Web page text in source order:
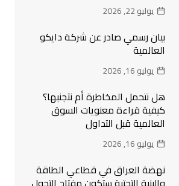
يوليو 22, 2026
بيان رسمي صادر عن شركة دايكو
العالمية
يوليو 16, 2026
هل نتحمل المخاطرة أم نتجنبها؟
كيفية قراءة معنويات السوق
العالمية قبل التداول
يوليو 16, 2026
نهضة العراق في قطاعي الطاقة